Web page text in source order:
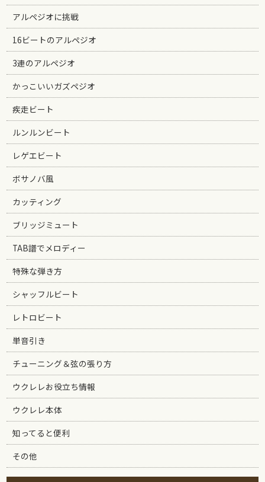
アルペジオに挑戦
16ビートのアルペジオ
3連のアルペジオ
かっこいいガズペジオ
疾走ビート
ルンルンビート
レゲエビート
ボサノバ風
カッティング
ブリッジミュート
TAB譜でメロディー
特殊な弾き方
シャッフルビート
レトロビート
単音引き
チューニング＆弦の張り方
ウクレレお役立ち情報
ウクレレ本体
知ってると便利
その他